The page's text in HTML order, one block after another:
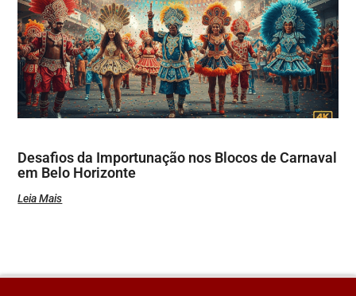
Desafios da Importunação nos Blocos de Carnaval
em Belo Horizonte
Leia Mais